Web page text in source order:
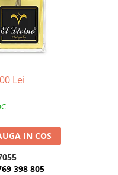
Lei
IN COS
398 805